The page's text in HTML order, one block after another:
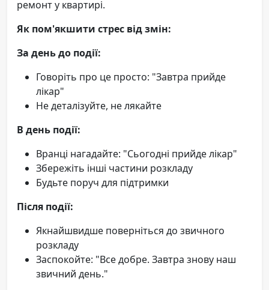
ремонт у квартирі.
Як пом'якшити стрес від змін:
За день до події:
Говоріть про це просто: "Завтра прийде
лікар"
Не деталізуйте, не лякайте
В день події:
Вранці нагадайте: "Сьогодні прийде лікар"
Збережіть інші частини розкладу
Будьте поруч для підтримки
Після події:
Якнайшвидше поверніться до звичного
розкладу
Заспокойте: "Все добре. Завтра знову наш
звичний день."